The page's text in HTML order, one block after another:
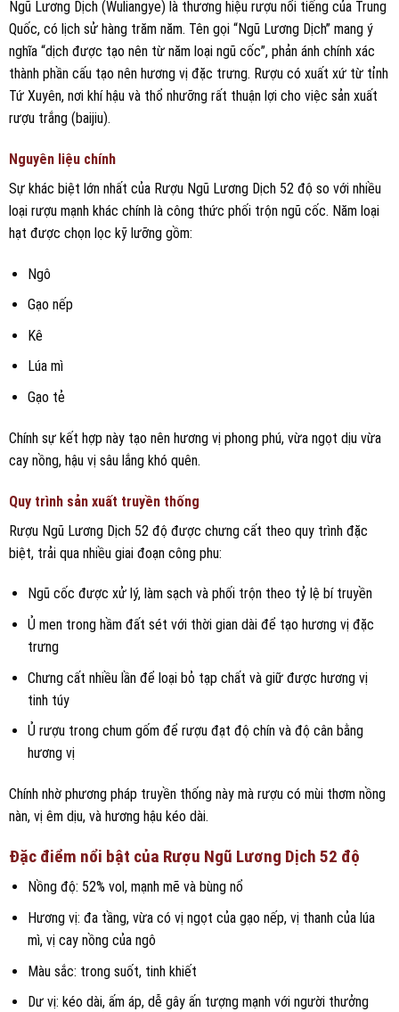
Ngũ Lương Dịch (Wuliangye) là thương hiệu rượu nổi tiếng của Trung
Quốc, có lịch sử hàng trăm năm. Tên gọi “Ngũ Lương Dịch” mang ý
nghĩa “dịch được tạo nên từ năm loại ngũ cốc”, phản ánh chính xác
thành phần cấu tạo nên hương vị đặc trưng. Rượu có xuất xứ từ tỉnh
Tứ Xuyên, nơi khí hậu và thổ nhưỡng rất thuận lợi cho việc sản xuất
rượu trắng (baijiu).
Nguyên liệu chính
Sự khác biệt lớn nhất của Rượu Ngũ Lương Dịch 52 độ so với nhiều
loại rượu mạnh khác chính là công thức phối trộn ngũ cốc. Năm loại
hạt được chọn lọc kỹ lưỡng gồm:
Ngô
Gạo nếp
Kê
Lúa mì
Gạo tẻ
Chính sự kết hợp này tạo nên hương vị phong phú, vừa ngọt dịu vừa
cay nồng, hậu vị sâu lắng khó quên.
Quy trình sản xuất truyền thống
Rượu Ngũ Lương Dịch 52 độ được chưng cất theo quy trình đặc
biệt, trải qua nhiều giai đoạn công phu:
Ngũ cốc được xử lý, làm sạch và phối trộn theo tỷ lệ bí truyền
Ủ men trong hầm đất sét với thời gian dài để tạo hương vị đặc
trưng
Chưng cất nhiều lần để loại bỏ tạp chất và giữ được hương vị
tinh túy
Ủ rượu trong chum gốm để rượu đạt độ chín và độ cân bằng
hương vị
Chính nhờ phương pháp truyền thống này mà rượu có mùi thơm nồng
nàn, vị êm dịu, và hương hậu kéo dài.
Đặc điểm nổi bật của Rượu Ngũ Lương Dịch 52 độ
Nồng độ: 52% vol, mạnh mẽ và bùng nổ
Hương vị: đa tầng, vừa có vị ngọt của gạo nếp, vị thanh của lúa
mì, vị cay nồng của ngô
Màu sắc: trong suốt, tinh khiết
Dư vị: kéo dài, ấm áp, dễ gây ấn tượng mạnh với người thưởng